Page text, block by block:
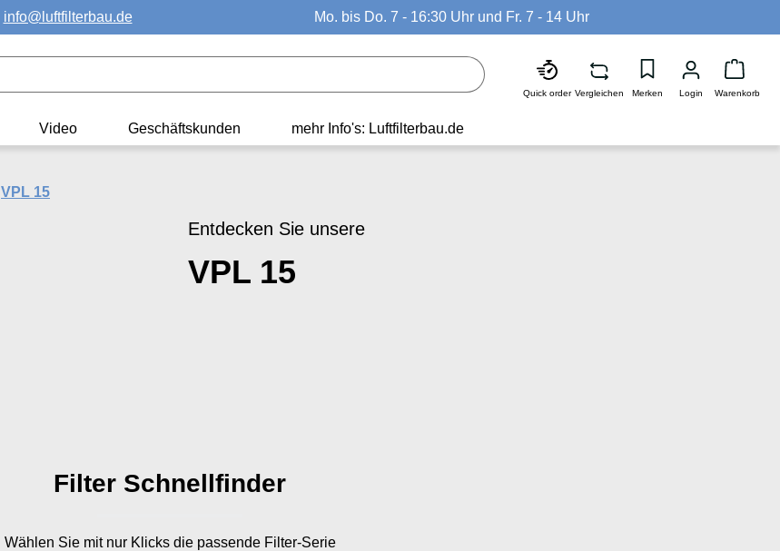
info@luftfilterbau.de Mo. bis Do. 7 - 16:30 Uhr und Fr. 7 - 14 Uhr
Quick order Vergleichen Merken Login Warenkorb
Video Geschäftskunden mehr Info's: Luftfilterbau.de
VPL 15
Entdecken Sie unsere
VPL 15
Filter Schnellfinder
Wählen Sie mit nur Klicks die passende Filter-Serie